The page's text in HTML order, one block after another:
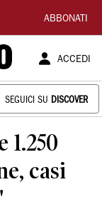
ABBONATI
ACCEDI
SEGUICI SU DISCOVER
casi